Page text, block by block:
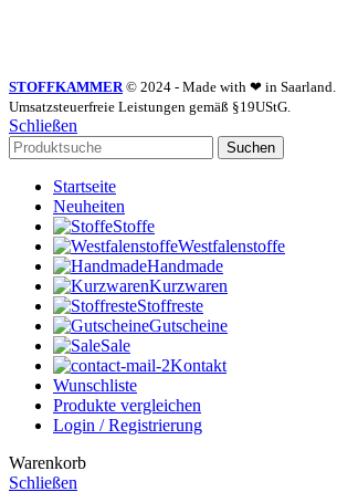
STOFFKAMMER© 2024 - Made with ❤ in Saarland.
Umsatzsteuerfreie Leistungen gemäß §19UStG.
Schließen
Suchen
Startseite
Neuheiten
Stoffe
Westfalenstoffe
Handmade
Kurzwaren
Stoffreste
Gutscheine
Sale
Kontakt
Wunschliste
Produkte vergleichen
Login / Registrierung
Warenkorb
Schließen